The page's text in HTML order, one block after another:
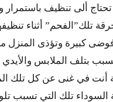
تحتاج ألى تنظيف
تلك”الفحم” أثناء
فوضى كبيرة وتؤذى المنزل
بسبب بتلف الملابس
أنت في غنى عن كل تلك
السوداء تلك التي تسبب